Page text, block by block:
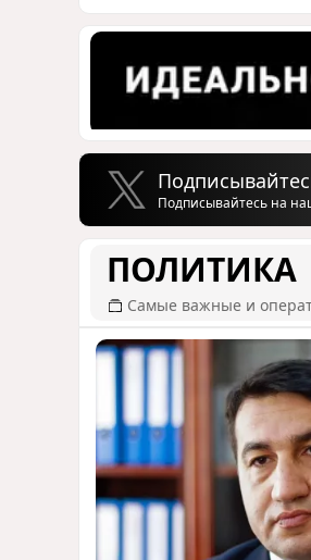
Подписывайтесь на
ПОЛИТИКА
Самые важные и